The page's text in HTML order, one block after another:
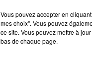
Vous pouvez accepter en
mes choix". Vous pouvez
ce site. Vous pouvez mettre à
bas de chaque page.